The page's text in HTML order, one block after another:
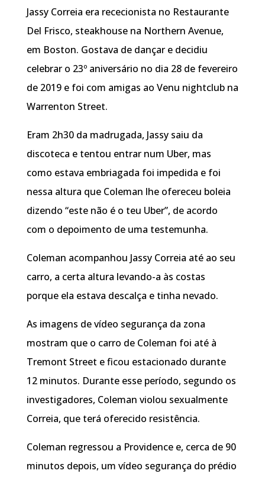
Jassy Correia era rececionista no Restaurante
Del Frisco, steakhouse na Northern Avenue,
em Boston. Gostava de dançar e decidiu
celebrar o 23º aniversário no dia 28 de fevereiro
de 2019 e foi com amigas ao Venu nightclub na
Warrenton Street.
Eram 2h30 da madrugada, Jassy saiu da
discoteca e tentou entrar num Uber, mas
como estava embriagada foi impedida e foi
nessa altura que Coleman lhe ofereceu boleia
dizendo “este não é o teu Uber”, de acordo
com o depoimento de uma testemunha.
Coleman acompanhou Jassy Correia até ao seu
carro, a certa altura levando-a às costas
porque ela estava descalça e tinha nevado.
As imagens de vídeo segurança da zona
mostram que o carro de Coleman foi até à
Tremont Street e ficou estacionado durante
12 minutos. Durante esse período, segundo os
investigadores, Coleman violou sexualmente
Correia, que terá oferecido resistência.
Coleman regressou a Providence e, cerca de 90
minutos depois, um vídeo segurança do prédio